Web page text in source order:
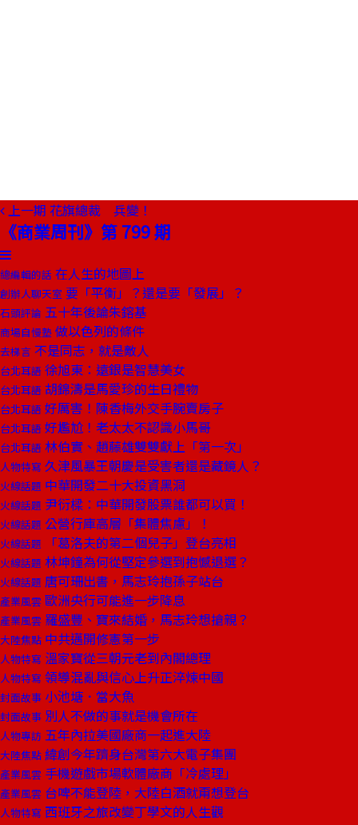
上一期 花旗總裁 兵變！
《商業周刊》第 799 期
總編輯的話 在人生的地圖上
創辦人聊天室 要「平衡」？還是要「發展」？
石頭評論 五十年後論朱鎔基
商場自慢塾 做以色列的條件
去梯言 不是同志，就是敵人
台北耳語 徐旭東：遠銀是智慧美女
台北耳語 胡錦濤是馬愛珍的生日禮物
台北耳語 好厲害！陳香梅外交手腕賣房子
台北耳語 好尷尬！老太太不認識小馬哥
台北耳語 林伯實、趙藤雄雙雙獻上「第一次」
人物特寫 久津風暴王朝慶是受害者還是藏鏡人？
火線話題 中華開發二十大投資黑洞
火線話題 尹衍樑：中華開發股票誰都可以買！
火線話題 公營行庫高層「集體焦慮」！
火線話題 「葛洛夫的第二個兒子」登台亮相
火線話題 林坤鐘為何從堅定參選到抱憾退選？
火線話題 唐可珊出書，馬志玲抱孫子站台
產業風雲 歐洲央行可能進一步降息
產業風雲 羅盛豐、寶來結婚，馬志玲想搶親？
大陸焦點 中共邁開修憲第一步
人物特寫 溫家寶從三朝元老到內閣總理
人物特寫 領導混亂與信心上升正淬煉中國
封面故事 小池塘．當大魚
封面故事 別人不做的事就是機會所在
人物專訪 五年內拉美國廠商一起進大陸
大陸焦點 緯創今年躋身台灣第六大電子集團
產業風雲 手機遊戲市場軟體廠商「冷處理」
產業風雲 台啤不能登陸，大陸白酒就甭想登台
人物特寫 西班牙之旅改變丁學文的人生觀